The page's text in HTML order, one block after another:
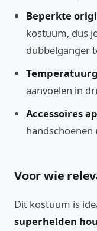
Beperkte
kostuum, dus
dubbelganger
aanvoelen in
Accessoires
handschoenen
Voor wie
Dit kostuum is
superhelden